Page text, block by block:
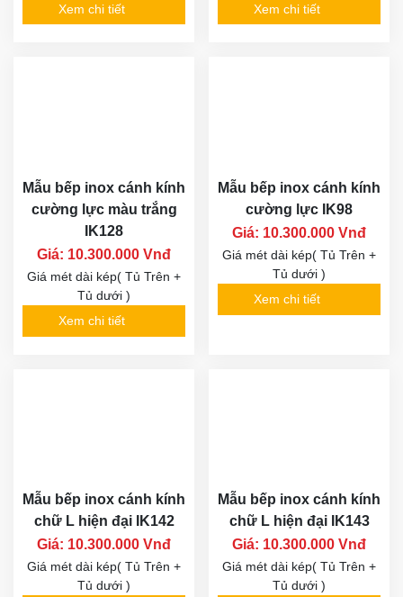
Xem chi tiết
Xem chi tiết
Mẫu bếp inox cánh kính
cường lực màu trắng
IK128
Giá: 10.300.000 Vnđ
Giá mét dài kép( Tủ Trên +
Tủ dưới )
Xem chi tiết
Mẫu bếp inox cánh kính
cường lực IK98
Giá: 10.300.000 Vnđ
Giá mét dài kép( Tủ Trên +
Tủ dưới )
Xem chi tiết
Mẫu bếp inox cánh kính
chữ L hiện đại IK142
Giá: 10.300.000 Vnđ
Giá mét dài kép( Tủ Trên +
Tủ dưới )
Mẫu bếp inox cánh kính
chữ L hiện đại IK143
Giá: 10.300.000 Vnđ
Giá mét dài kép( Tủ Trên +
Tủ dưới )